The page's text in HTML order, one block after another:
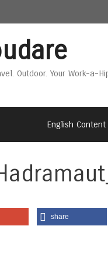
Outdoor. Your Work-a-
English Content
share